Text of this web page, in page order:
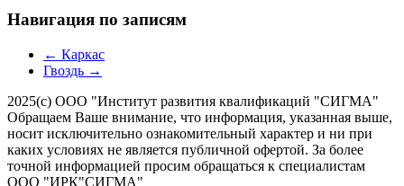
Навигация по записям
← Каркас
Гвоздь →
2025(с) ООО "Институт развития квалификаций "СИГМА"
Обращаем Ваше внимание, что информация, указанная выше,
носит исключительно ознакомительный характер и ни при
каких условиях не является публичной офертой. За более
точной информацией просим обращаться к специалистам
ООО "ИРК"СИГМА"